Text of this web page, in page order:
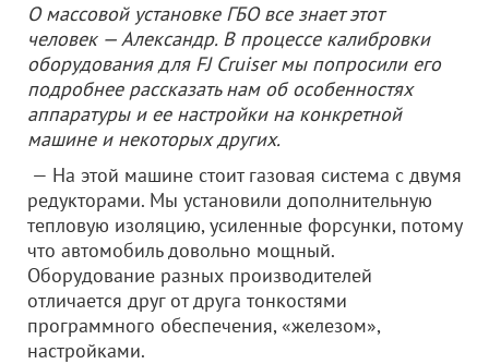
О массовой установке ГБО все знает этот
человек — Александр. В процессе калибровки
оборудования для FJ Cruiser мы попросили его
подробнее рассказать нам об особенностях
аппаратуры и ее настройки на конкретной
машине и некоторых других.
— На этой машине стоит газовая система с двумя
редукторами. Мы установили дополнительную
тепловую изоляцию, усиленные форсунки, потому
что автомобиль довольно мощный.
Оборудование разных производителей
отличается друг от друга тонкостями
программного обеспечения, «железом»,
настройками.